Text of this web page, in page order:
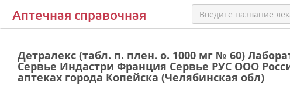
Аптечная справочная
Детралекс (табл. п. плен. о. 1000 мг № 60)
Сервье Индастри Франция Сервье РУС ООО
аптеках города Копейска (Челябинская обл)